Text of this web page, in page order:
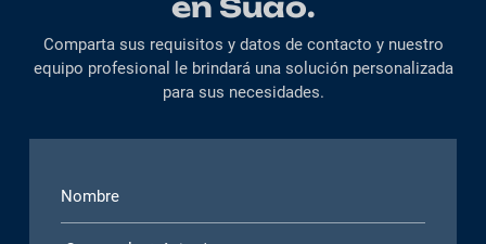
en Suao.
Comparta sus requisitos y datos de contacto y nuestro
equipo profesional le brindará una solución personalizada
para sus necesidades.